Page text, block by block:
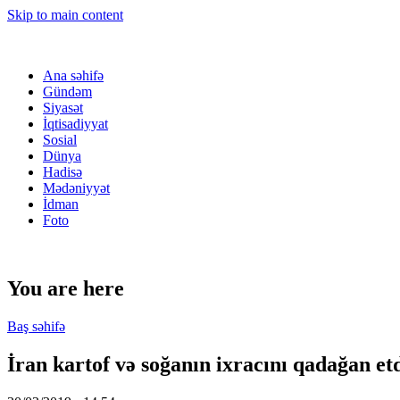
Skip to main content
Ana səhifə
Gündəm
Siyasət
İqtisadiyyat
Sosial
Dünya
Hadisə
Mədəniyyət
İdman
Foto
You are here
Baş səhifə
İran kartof və soğanın ixracını qadağan